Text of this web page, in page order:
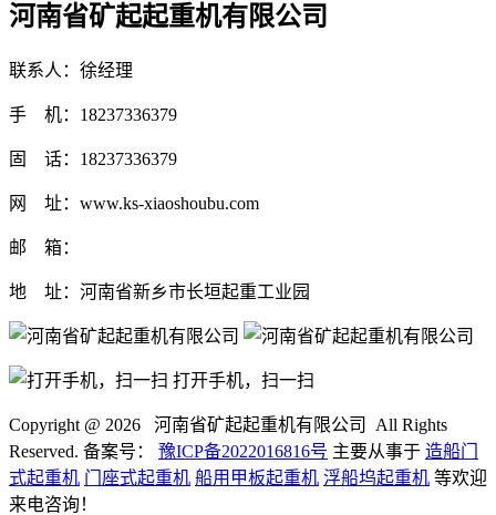
河南省矿起起重机有限公司
联系人：徐经理
手 机：18237336379
固 话：18237336379
网 址：www.ks-xiaoshoubu.com
邮 箱：
地 址：河南省新乡市长垣起重工业园
打开手机，扫一扫
Copyright @ 2026 河南省矿起起重机有限公司 All Rights
Reserved. 备案号： 豫ICP备2022016816号 主要从事于 造船门
式起重机 门座式起重机 船用甲板起重机 浮船坞起重机 等欢迎
来电咨询！